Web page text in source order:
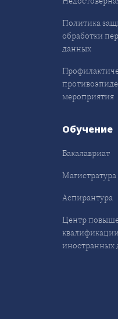
Политика
обработки
данных
мероприятия
Обучение
Бакалавриат
Магистратура
Аспирантура
Центр
иностранных